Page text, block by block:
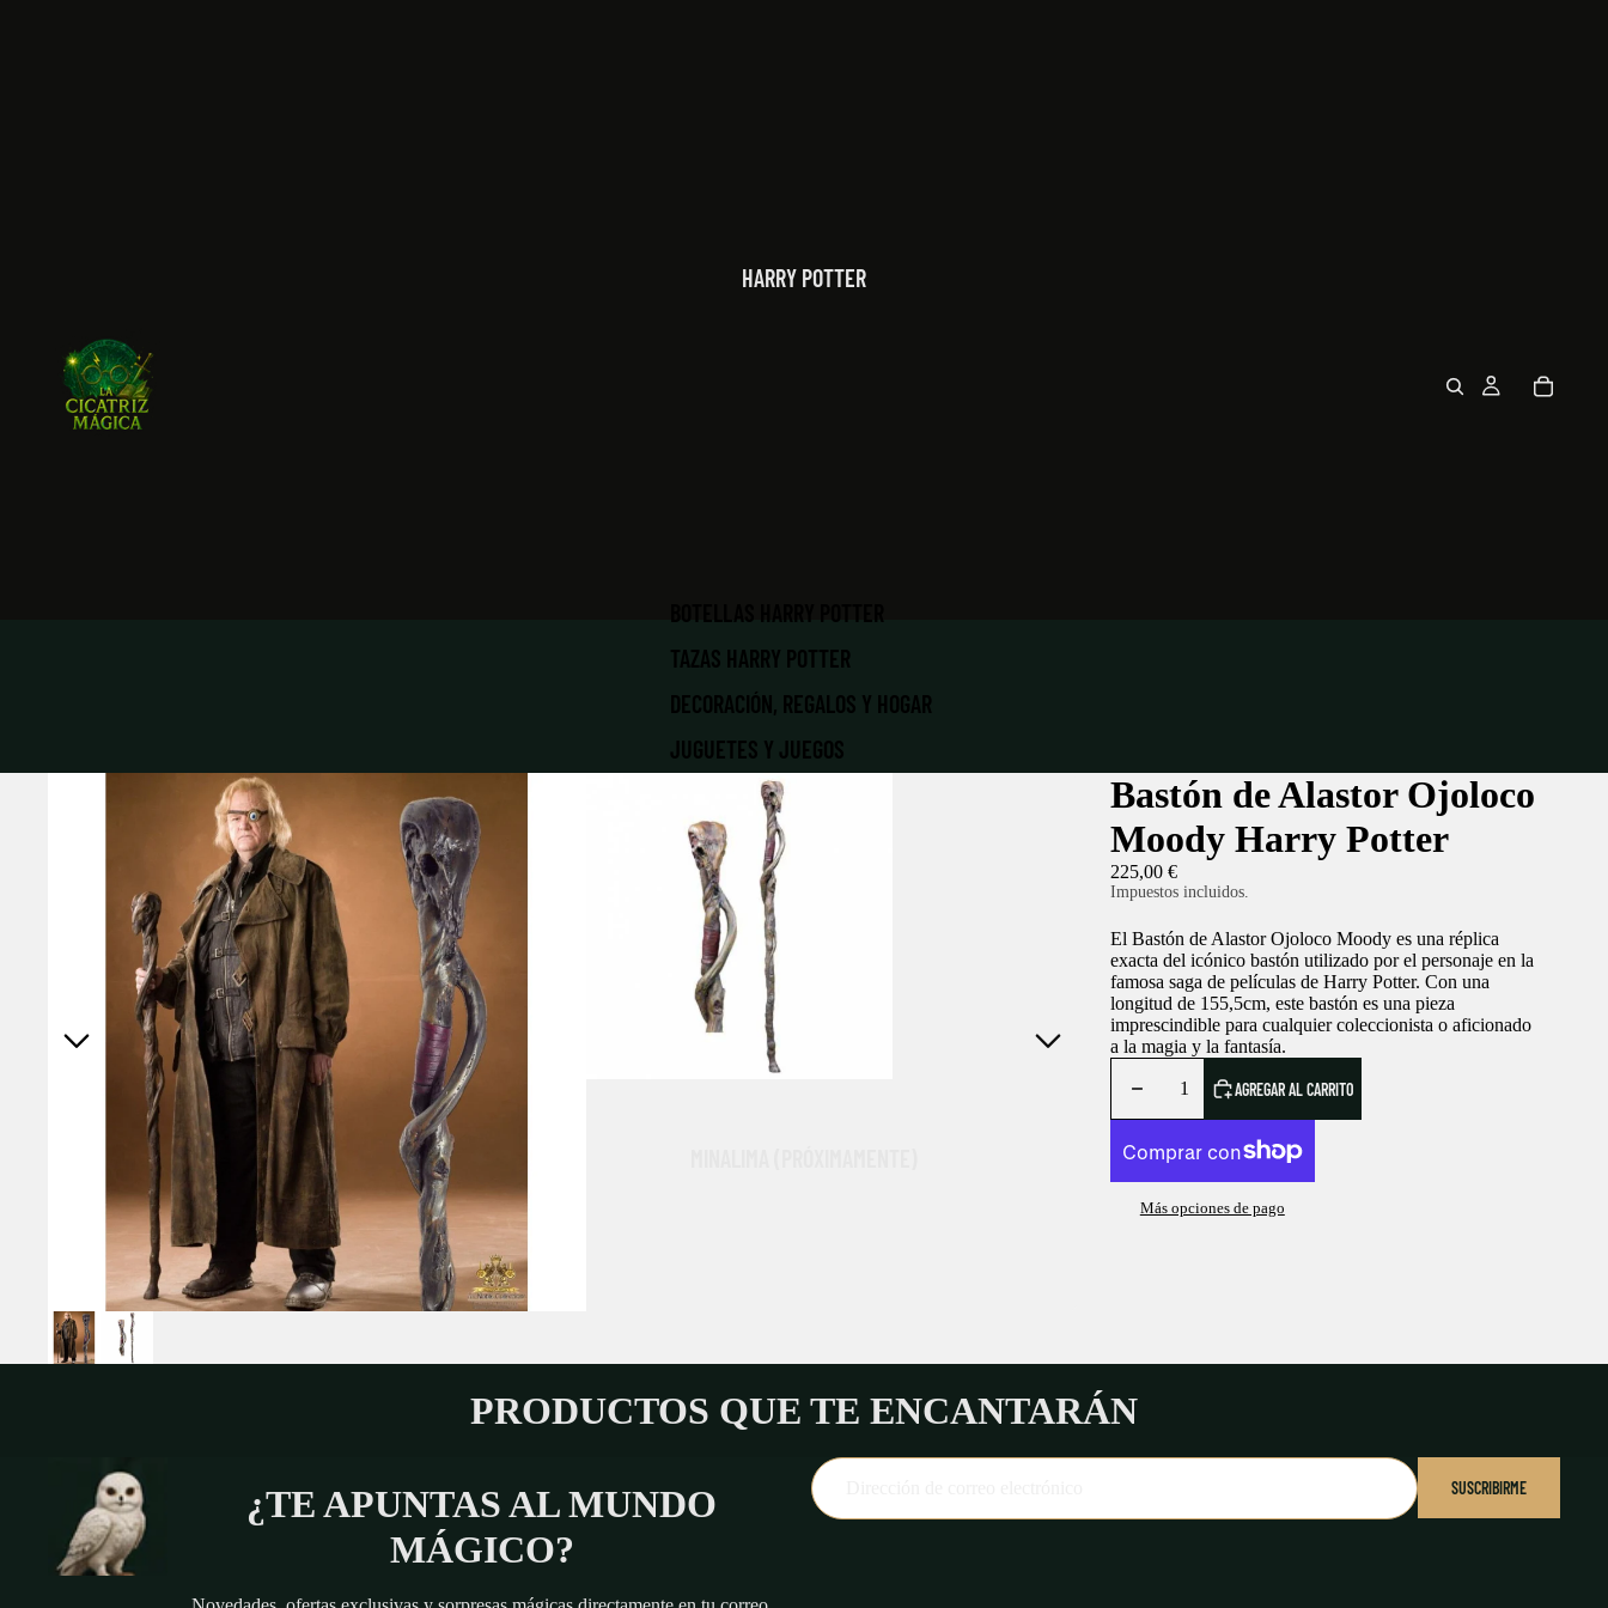
HARRY POTTER
BOTELLAS HARRY POTTER
TAZAS HARRY POTTER
DECORACIÓN, REGALOS Y HOGAR
JUGUETES Y JUEGOS
LIBRERÍA MÁGICA
LLAVEROS Y JOYAS
MATERIAL ESCOLAR Y
PAPELERÍA
NAVIDAD MÁGICA
PATRONUS | MASCOTAS
Bastón de Alastor Ojoloco
Moody Harry Potter
225,00 €
Impuestos incluidos.
El Bastón de Alastor Ojoloco Moody es una réplica
exacta del icónico bastón utilizado por el personaje en la
famosa saga de películas de Harry Potter. Con una
longitud de 155,5cm, este bastón es una pieza
imprescindible para cualquier coleccionista o aficionado
a la magia y la fantasía.
AGREGAR AL CARRITO
Más opciones de pago
PRODUCTOS QUE TE ENCANTARÁN
¿TE APUNTAS AL MUNDO
MÁGICO?
SUSCRIBIRME